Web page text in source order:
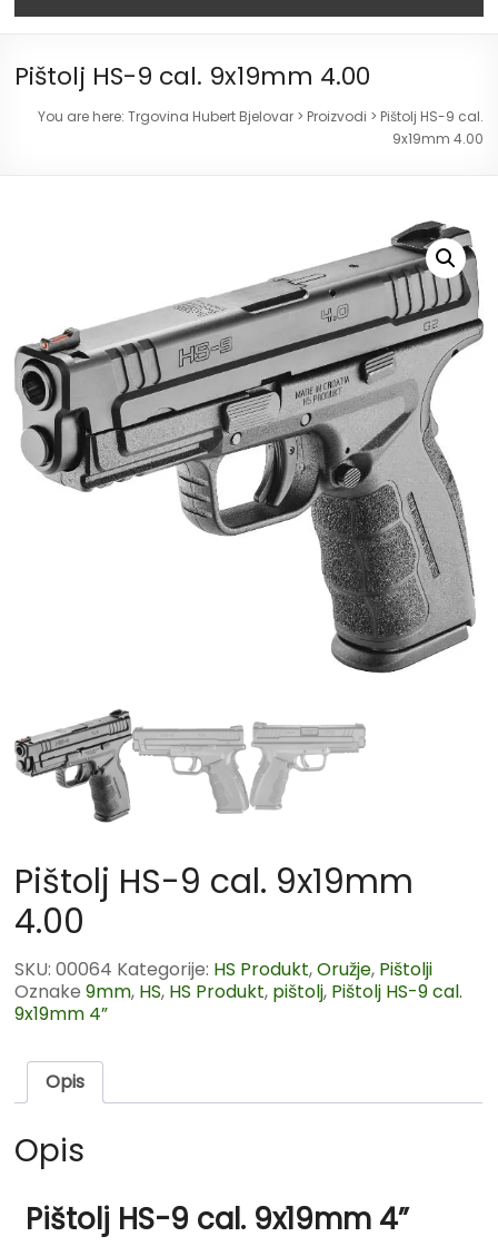
Pištolj HS-9 cal. 9x19mm 4.00
You are here: Trgovina Hubert Bjelovar> Proizvodi > Pištolj HS-9 cal.
9x19mm 4.00
Pištolj HS-9 cal. 9x19mm
4.00
SKU:00064 Kategorije: HS Produkt,Oružje, Pištolji
Oznake9mm, HS, HS Produkt, pištolj, Pištolj HS-9 cal.
9x19mm 4”
Opis
Opis
Pištolj HS-9 cal. 9x19mm 4”